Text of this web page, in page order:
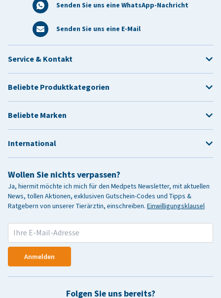
Senden Sie uns eine WhatsApp-Nachricht
Senden Sie uns eine E-Mail
Wollen Sie nichts verpassen?
Ja, hiermit möchte ich mich für den Medpets Newsletter, mit aktuellen
News, tollen Aktionen, exklusiven Gutschein-Codes und Tipps &
Ratgebern von unserer Tierärztin, einschreiben. Einwilligungsklausel
Anmelden
Folgen Sie uns bereits?
Service & Kontakt
Beliebte Produktkategorien
Beliebte Marken
International